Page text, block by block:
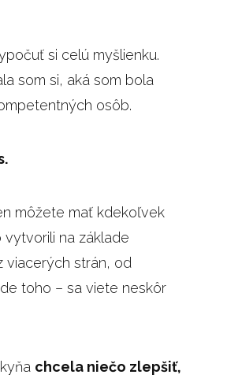
si celú myšlienku.
som si, aká som bola
osôb.
môžete mať kdekoľvek
na základe
viacerých strán, od
toho – sa viete neskôr
chcela niečo zlepšiť,